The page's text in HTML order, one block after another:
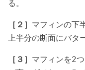
る。
［２］ マフィンの下
上半分の断面にバタ
［３］ マフィンを2